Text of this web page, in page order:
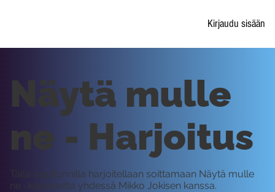
Kirjaudu sisään
Näytä mulle
ne - Harjoitus
Tällä oppitunnilla harjoitellaan soittamaan Näytä mulle
ne -kappaletta yhdessä Mikko Jokisen kanssa.